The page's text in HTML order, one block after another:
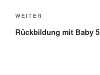
Nächster
Beitrag
WEITER
Rückbildung mit Baby 5